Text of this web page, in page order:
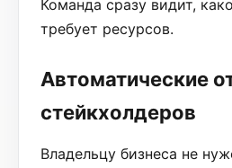
Команда сразу видит,
требует ресурсов.
Автоматические
стейкхолдеров
Владельцу бизнеса не